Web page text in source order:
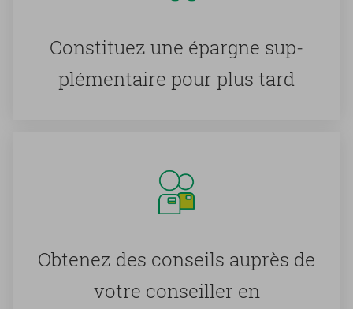
Consti­tuez une épargne sup­
plé­men­taire pour plus tard
Ob­te­nez des conseils au­près de
votre conseiller en